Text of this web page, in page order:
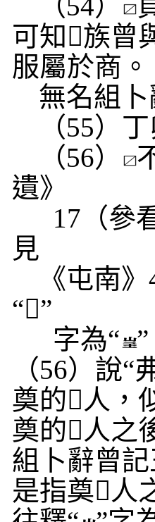
可知 𡵂族曾
服屬於商。
無名組卜
（55）丁
（56）
遺》
17 （
見
《屯南》
“𡵂”
字為“
（56）說“
奠的𡵂人，
奠的𡵂人之
組卜辭曾
是指奠𡵂人